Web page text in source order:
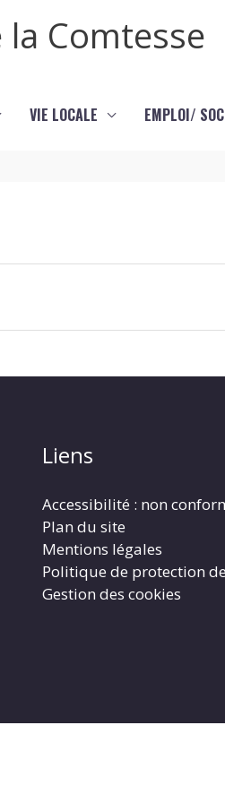
Comtesse
VIE LOCALE EMPLOI/
Liens
Accessibilité : non
Plan du site
Mentions légales
Politique de protection
Gestion des cookies